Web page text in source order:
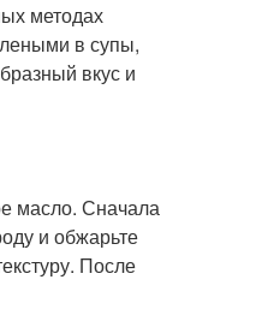
методах
в супы,
вкус и
масло. Сначала
и обжарьте
После